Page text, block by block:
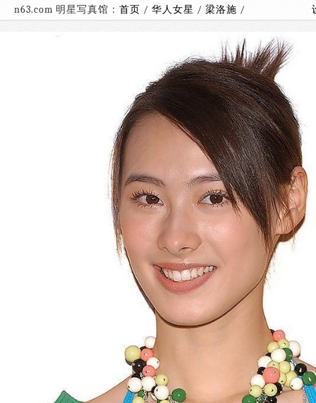
n63.com 明星写真馆： 首页 / 华人女星 / 梁洛施 /